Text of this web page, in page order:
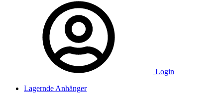
Login
Lagernde Anhänger